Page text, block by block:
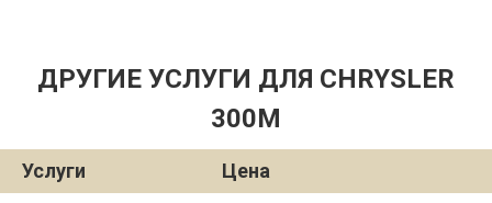
ДРУГИЕ УСЛУГИ ДЛЯ CHRYSLER
300M
Услуги Цена